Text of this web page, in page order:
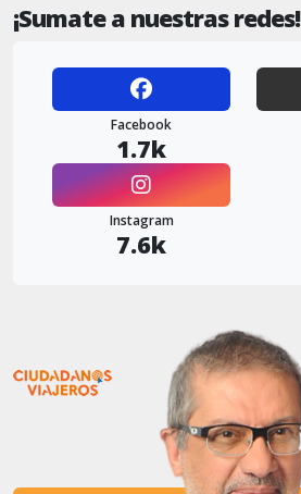
¡Sumate a nuestras redes!
Facebook
1.7k
Instagram
7.6k